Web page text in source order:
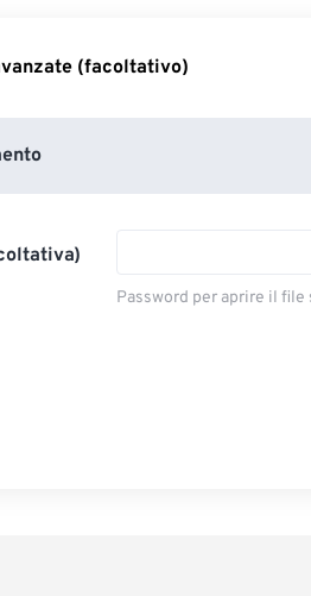
(facoltativo)
Password per aprire il